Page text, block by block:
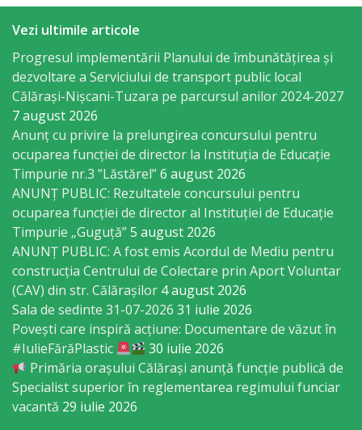
Călăraşi
Î.M.
Gospodăria
Comunal
Locativă
Centrul
de
Tineret
Noutăți
Cultură/tineret/sport
Programe
de
Vezi ultimile articole
Progresul implementării Planului de îmbunătățirea și
dezvoltare a Serviciului de transport public local
Călărași-Nișcani-Tuzara pe parcursul anilor 2024-2027
7 august 2026
Anunț cu privire la prelungirea concursului pentru
ocuparea funcţiei de director la Instituția de Educație
Timpurie nr.3 ”Lăstărel”6 august 2026
ANUNȚ PUBLIC: Rezultatele concursului pentru
ocuparea funcției de director al Instituției de Educație
Timpurie „Guguță”5 august 2026
ANUNȚ PUBLIC: A fost emis Acordul de Mediu pentru
construcția Centrului de Colectare prin Aport Voluntar
(CAV) din str. Călărașilor 4 august 2026
Sala de sedinte 31-07-2026 31 iulie 2026
Povești care inspiră acțiune: Documentare de văzut în
#IulieFărăPlastic
30 iulie 2026
Primăria orașului Călărași anunță funcție publică de
Specialist superior în reglementarea regimului funciar
vacantă 29 iulie 2026